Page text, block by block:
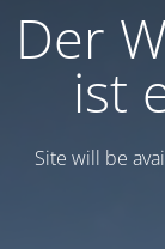
Der
ist
Site will be